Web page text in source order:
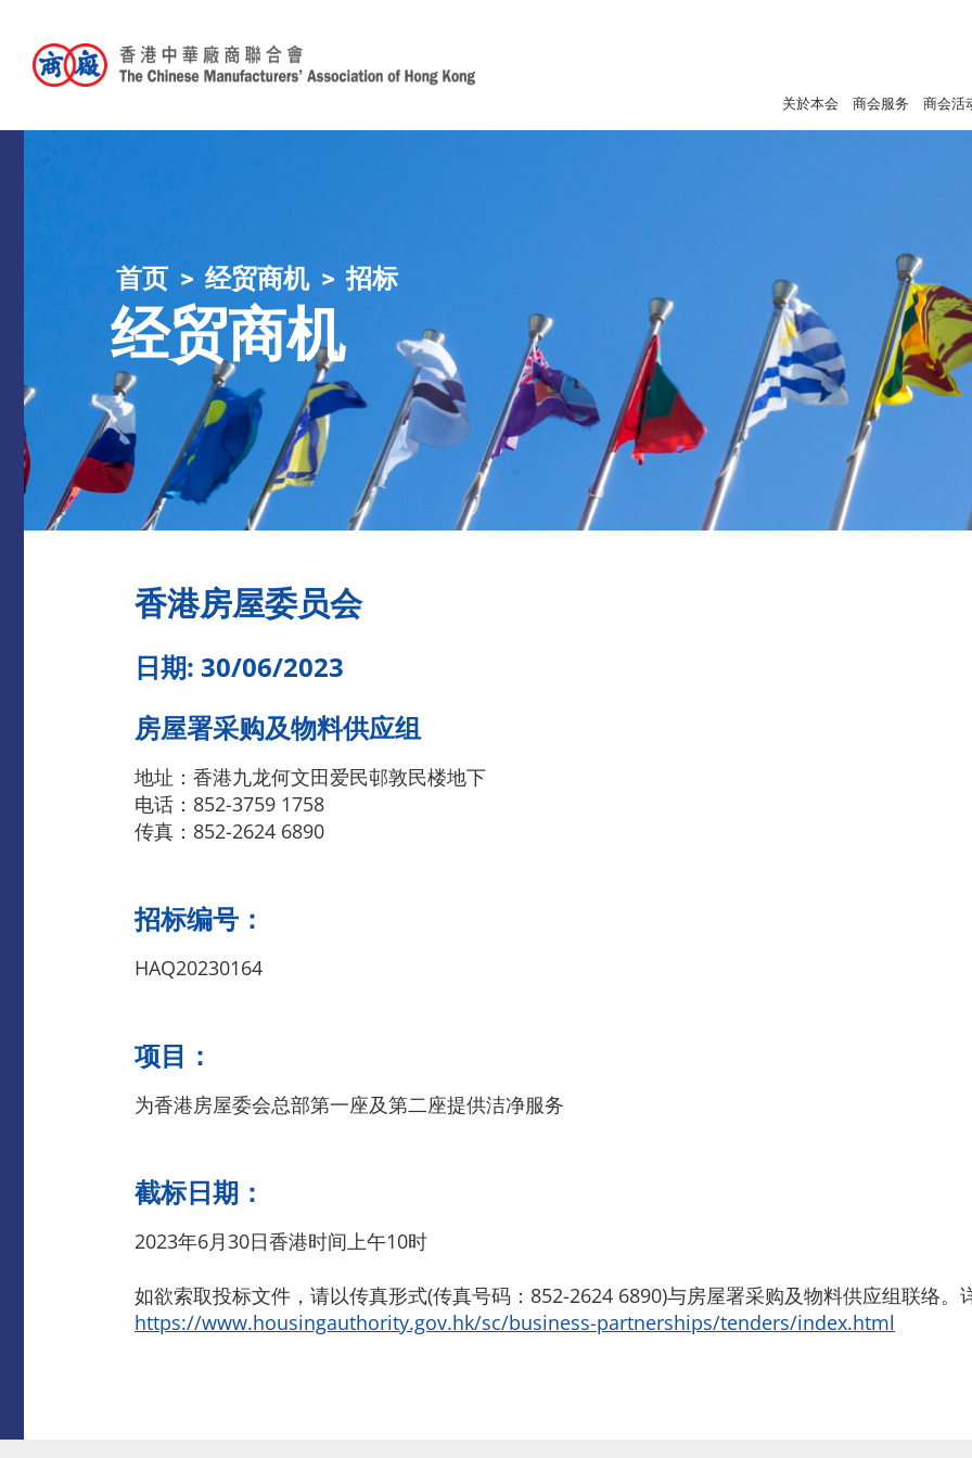
关於本会 商会服务 商会活
首页 经贸商机 招标
经贸商机
香港房屋委员会
日期: 30/06/2023
房屋署采购及物料供应组
地址：香港九龙何文田爱民邨敦民楼地下
电话：852-3759 1758
传真：852-2624 6890
招标编号：
HAQ20230164
项目：
为香港房屋委会总部第一座及第二座提供洁净服务
截标日期：
2023年6月30日香港时间上午10时
如欲索取投标文件，请以传真形式(传真号码：852-2624 6890)与房屋署采购及物料供应组联络。
https://www.housingauthority.gov.hk/sc/business-partnerships/tenders/index.html